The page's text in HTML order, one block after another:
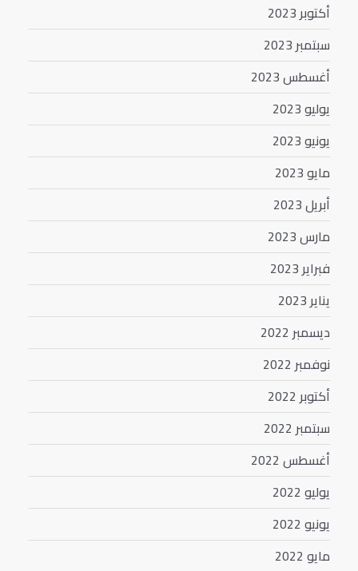
أكتوبر 2023
سبتمبر 2023
أغسطس 2023
يوليو 2023
يونيو 2023
مايو 2023
أبريل 2023
مارس 2023
فبراير 2023
يناير 2023
ديسمبر 2022
نوفمبر 2022
أكتوبر 2022
سبتمبر 2022
أغسطس 2022
يوليو 2022
يونيو 2022
مايو 2022